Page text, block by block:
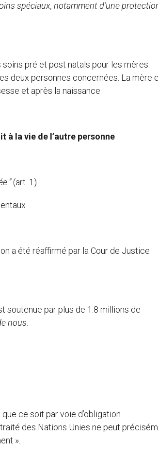
spéciaux, notamment d’une
pré et post natals pour les mères.
deux personnes concernées. La mère
et après la naissance.
à la vie de l’autre personne
(art. 1)
a été réaffirmé par la Cour de Justice
soutenue par plus de 1.8 millions de
nous
ce soit par voie d’obligation
des Nations Unies ne peut
».